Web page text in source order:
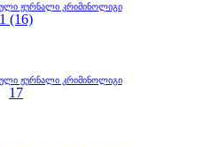
ჟურნალი კრიმინოლიგი
1 (16)
ჟურნალი კრიმინოლიგი
17